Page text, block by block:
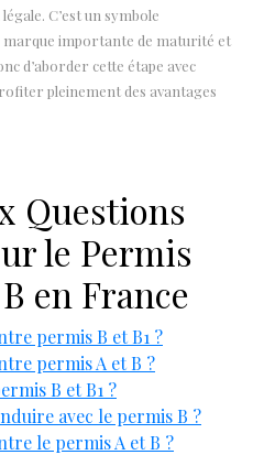
C’est un symbole
marque importante de maturité et
d’aborder cette étape avec
pleinement des avantages
Questions
le Permis
en France
permis B et B1 ?
permis A et B ?
B et B1 ?
avec le permis B ?
le permis A et B ?